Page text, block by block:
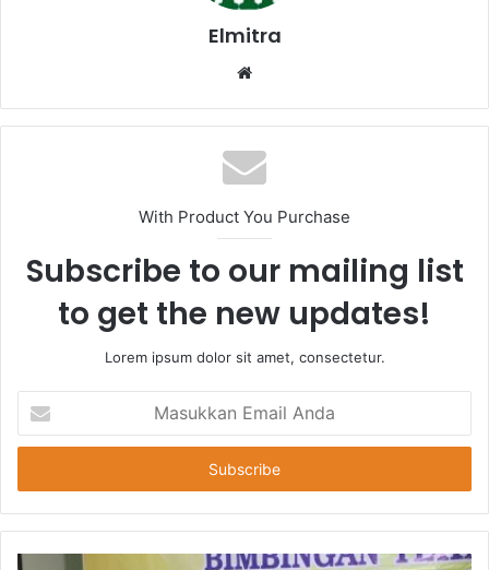
Elmitra
Website
With Product You Purchase
Subscribe to our mailing list
to get the new updates!
Lorem ipsum dolor sit amet, consectetur.
Email
Anda